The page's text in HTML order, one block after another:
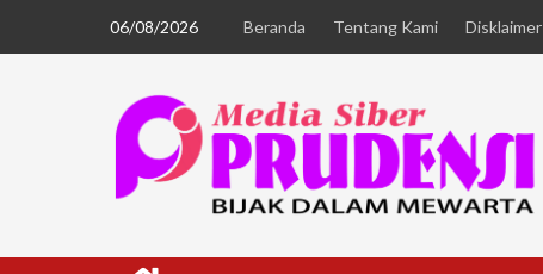
06/08/2026 Beranda Tentang Kami Disklaimer